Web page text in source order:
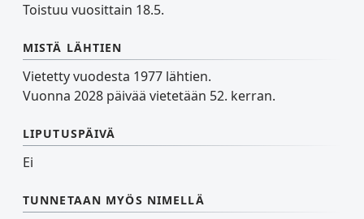
Toistuu vuosittain 18.5.
MISTÄ LÄHTIEN
Vietetty vuodesta 1977 lähtien.
Vuonna 2028 päivää vietetään 52. kerran.
LIPUTUSPÄIVÄ
Ei
TUNNETAAN MYÖS NIMELLÄ